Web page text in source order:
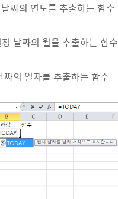
짜의 연도를 추출하는 함수
날짜의 월을 추출하는 함수
의 일자를 추출하는 함수